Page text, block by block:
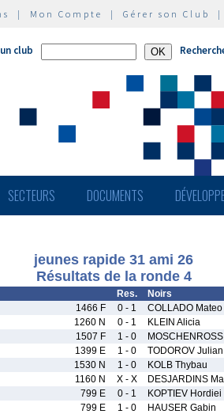
| Mon Compte | Gérer son Club |
club
SECTEURS DOCUMENTS
jeunes rapide 31 ami 26
Résultats de la ronde 4
Res. Noirs
1466 F 0 - 1 COLLADO Mateo
1260 N 0 - 1 KLEIN Alicia
1507 F 1 - 0
1399 E 1 - 0 TODOROV Julian
1530 N 1 - 0 KOLB Thybau
1160 N X - X DESJARDINS
799 E 0 - 1 KOPTIEV Hordiei
799 E 1 - 0 HAUSER Gabin